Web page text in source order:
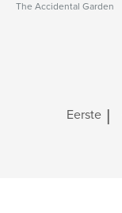
The Accidental Garden
Eerste |